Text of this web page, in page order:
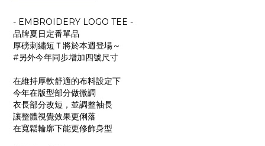
- EMBROIDERY LOGO TEE -
品牌夏日定番單品
厚磅刺繡短Ｔ將於本週登場～
#另外今年同步增加四號尺寸
在維持厚軟舒適的布料設定下
今年在版型部分做微調
衣長部分改短，並調整袖長
讓整體視覺效果更俐落
在寬鬆輪廓下能更修飾身型